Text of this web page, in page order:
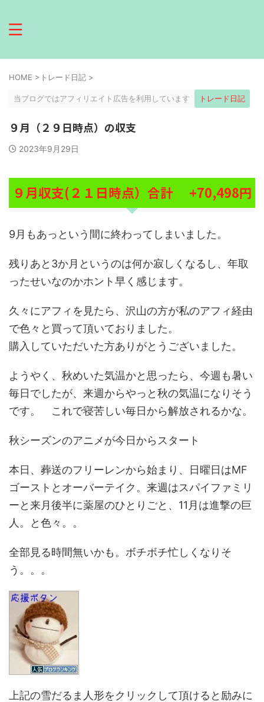
HOME > トレード日記 >
当ブログではアフィリエイト広告を利用しています トレード日記
９月（２９日時点）の収支
2023年9月29日
９月収支(２１日時点）合計 +70,498円
9月もあっという間に終わってしまいました。
残りあと3か月というのは何か寂しくなるし、年取
ったせいなのかホント早く感じます。
久々にアフィを見たら、沢山の方が私のアフィ経由
で色々と買って頂いておりました。
購入していただいた方ありがとうございました。
ようやく、秋めいた気温かと思ったら、今週も暑い
毎日でしたが、来週からやっと秋の気温になりそう
です。 これで寝苦しい毎日から解放されるかな。
秋シーズンのアニメが今日からスタート
本日、葬送のフリーレンから始まり、日曜日はMF
ゴーストとオーバーテイク。来週はスパイファミリ
ーと来月後半に薬屋のひとりごと、11月は進撃の巨
人。と色々。。
全部見る時間無いかも。ボチボチ忙しくなりそ
う。。。
上記の雪だるま人形をクリックして頂けると励みに